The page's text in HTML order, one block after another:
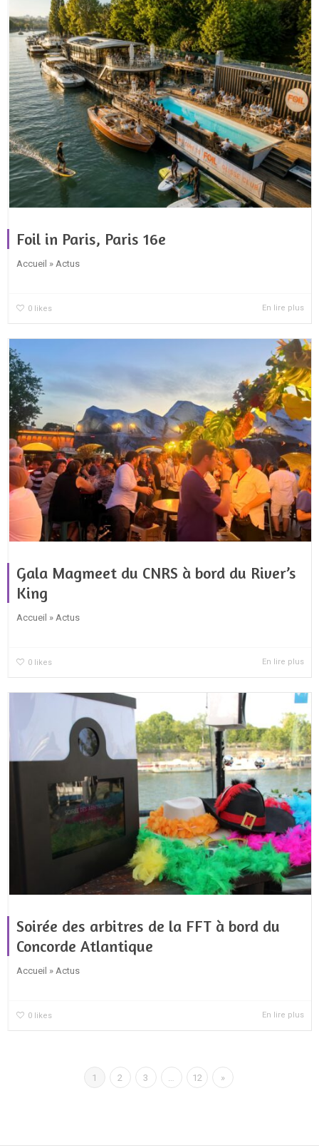
Foil in Paris, Paris 16e
Accueil » Actus
0 likes En lire plus
Gala Magmeet du CNRS à bord du River’s
King
Accueil » Actus
0 likes En lire plus
Soirée des arbitres de la FFT à bord du
Concorde Atlantique
Accueil » Actus
0 likes En lire plus
1 2 3 … 12 »